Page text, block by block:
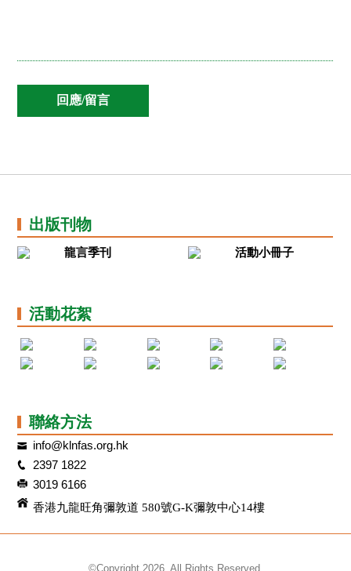
出版刊物
龍言季刊 活動小冊子
活動花絮
聯絡方法
info@klnfas.org.hk
2397 1822
3019 6166
香港九龍旺角彌敦道 580號G-K彌敦中心14樓
©Copyright 2026. All Rights Reserved.